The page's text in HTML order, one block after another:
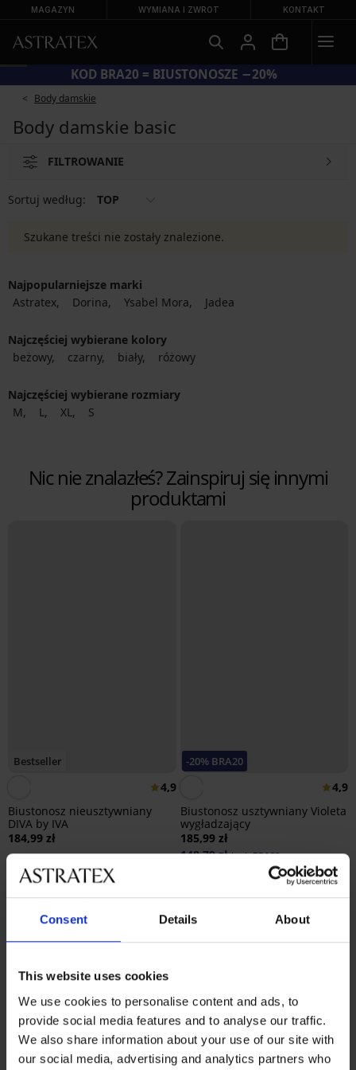
Consent Details About
This website uses cookies
We use cookies to personalise content and ads, to
provide social media features and to analyse our traffic.
We also share information about your use of our site with
our social media, advertising and analytics partners who
MAGAZYN WYMIANA I ZWROT KONTAKT
KOD BRA20 = BIUSTONOSZE −20%
Body damskie
Body damskie basic
FILTROWANIE
Sortuj według: TOP
Szukane treści nie zostały znalezione.
Najpopularniejsze marki
Astratex
Dorina Ysabel Mora Jadea
Najczęściej wybierane kolory
beżowy
czarny biały różowy
Najczęściej wybierane rozmiary
M
L XL S
Nic nie znalazłeś? Zainspiruj się innymi
produktami
Bestseller
4,9
Biustonosz nieusztywniany
DIVA by IVA
184,99 zł
-20% BRA20
4,9
Biustonosz usztywniany Violeta
wygładzający
185,99 zł
148,79 zł kod: BRA20